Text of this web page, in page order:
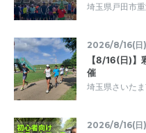
埼玉県戸田市
2026/8/16(日)
【8/16(日)】
催
埼玉県さいた
2026/8/16(日)